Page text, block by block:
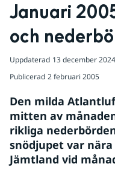
Januari
och
Uppdaterad 13 december 2024
Publicerad 2 februari 2005
Den milda
mitten av
rikliga
snödjupet var
Jämtland vid